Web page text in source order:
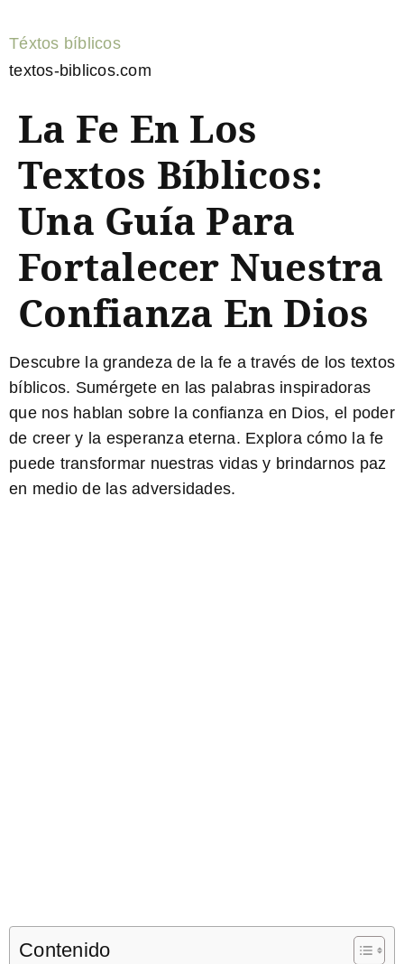
Téxtos bíblicos
textos-biblicos.com
La Fe En Los
Textos Bíblicos:
Una Guía Para
Fortalecer Nuestra
Confianza En Dios
Descubre la grandeza de la fe a través de los textos
bíblicos. Sumérgete en las palabras inspiradoras
que nos hablan sobre la confianza en Dios, el poder
de creer y la esperanza eterna. Explora cómo la fe
puede transformar nuestras vidas y brindarnos paz
en medio de las adversidades.
Contenido